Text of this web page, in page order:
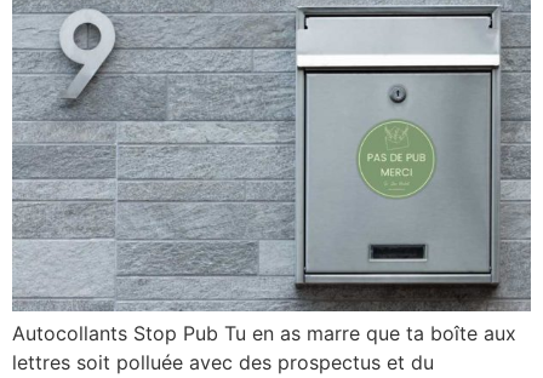
Autocollants Stop Pub Tu en as marre que ta boîte aux
lettres soit polluée avec des prospectus et du